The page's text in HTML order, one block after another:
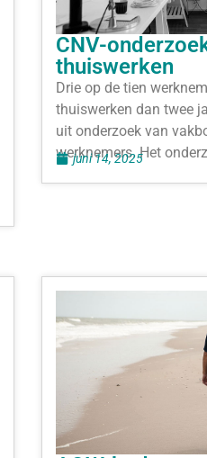
CNV-
thuiswerken
Drie op de tien
thuiswerken dan twee
uit onderzoek van
werknemers. Het
juni 14, 2025